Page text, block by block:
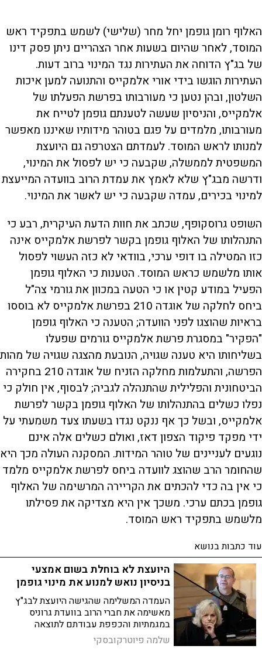
האלוף רומן גופמן יחל מחר (שלישי) לשמש בתפקיד ראש
המוסד, לאחר שהיום בשעות אחר הצהריים ניתן פסק דינו
של בג"ץ הדוחה את העתירות נגד המינוי ברוב דעות.
העתירות הוגשו בידי אורי אלמקייס והתנועה למען איכות
השלטון, ובהן נטען כי מעורבותו בפרשת הפעלתו של
אלמקייס, והניסיון שעשה לטענתם גופמן לטייח את
מעורבותו, מלמדים על פגם בטוהר מידותיו שאיננו מאפשר
למנותו לראש המוסד. לעמדתם הצטרפה גם היועצת
המשפטית לממשלה, שקבעה כי יש לפסול את המינוי,
ודרשה מבג"ץ שלא לאמץ את עמדת הרוב בוועדה המייעצת
למינוי בכירים, עמדה שקבעה כי יש לאשר את המינוי.
השופט גרוסקופף, שכתב את חוות הדעת העיקרית, רבע כי
התנהלותו של האלוף גופמן בקשר לפרשת אלמקייס אינה
כזו המטילה בו דופי ערכי, בוודאי לא כזה העשוי לפסול
אותו מלשמש כראש המוסד. הטענות כי האלוף גופמן
הפעיל במודע קטין או כי הטעה במכוון את גורמי צה"ל
ביחס לחלקה של אוגדה 210 בפרשת אלמקייס לא בוססו
בראיות שהוצגו לפני הוועדה; הטענה כי האלוף גופמן
"הפקיר" במסגרת פרשת אלמקייס גורמים שפעלו
בשליחותו היא טענה שגויה, הנובעת מהצגה שגויה של מהות
הפרשה, והתעלמות מחלקה הזניח של אוגדה 210 בחקירה
הביטחונית והפלילית שהתנהלה לגביה; לבסוף, אין חולק כי
נפלו כשלים בהתנהלותו של האלוף גופמן בקשר לפרשת
אלמקייס, ובשל כך אף ננקט נגדו בשעתו צעד משמעתי על
ידי מפקד פיקוד הצפון דאז, ואולם כשלים אלה אינם
נוגעים לעניינים של טוהר המידות. המסקנה העולה מכך היא
שהחומר הרב שהוצג לוועדה ביחס לפרשת אלמקייס מלמד
כי אין בה כדי להכתים את הקריירה המרשימה של האלוף
גופמן בכתם ערכי. משכך אין היא מצדיקה את פסילתו
מלשמש בתפקיד ראש המוסד.
עוד כתבות בנושא
היועצת לא בוחלת בשום אמצעי
בניסיון נואש למנוע את מינוי גופמן
העמדה המשלימה שהגישה היועצת לבג"ץ
מאשימה את חברי הרוב בוועדת גרוניס
במגמתיות והכפפת עבודתם לתוצאה
המבוקשת, אך דומה שדווקא עמדתה
המשלימה של היועצת היא זו הלוקה בדיוק
שלמה פיוטרקובסקי